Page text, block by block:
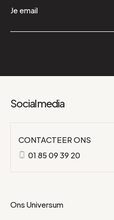
Social media
CONTACTEER ONS
01 85 09 39 20
Ons Universum